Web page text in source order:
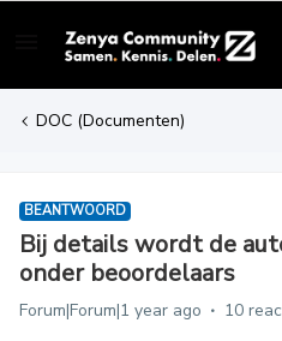
DOC (Documenten)
BEANTWOORD
Bij details wordt de
onder beoordelaars
Forum|Forum|1 year ago 10